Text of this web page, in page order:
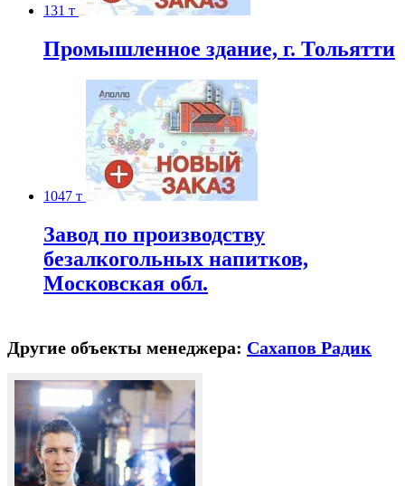
131 т
Промышленное здание, г. Тольятти
1047 т
Завод по производству
безалкогольных напитков,
Московская обл.
Другие объекты менеджера: Сахапов Радик